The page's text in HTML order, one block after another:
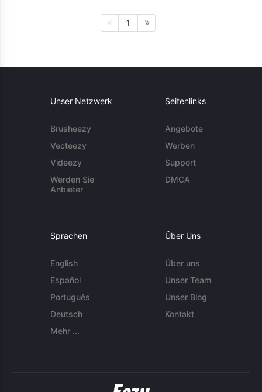
1
Unser Netzwerk
Brusheezy
Vecteezy
Videezy
Werden Sie
Anbieter
Seitenlinks
Angebote
Werben
Support
DMCA
Sprachen
English
Español
Português
Deutsch
Mehr ...
Über Uns
Über uns
Unser Team
Unser Blog
Kontakt